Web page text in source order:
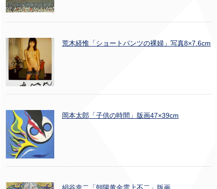
荒木経惟「ショートパンツの裸婦」写真8×7.6cm
岡本太郎「子供の時間」版画47×39cm